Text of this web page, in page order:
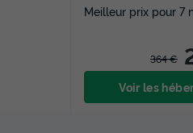
Meilleur prix pour 7
364 €
Voir les